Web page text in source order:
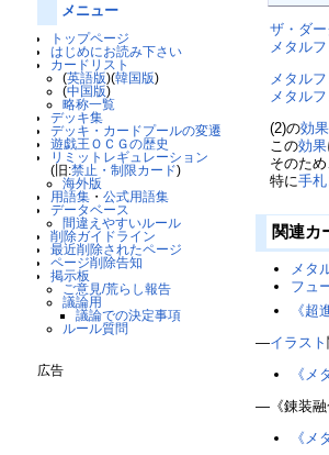
メニュー
トップページ
はじめにお読み下さい
カードリスト
(英語版)(韓国版)
(中国版)
略称一覧
デッキ集
デッキ・カードプールの変遷
遊戯王ＯＣＧの歴史
リミットレギュレーション
(旧:禁止・制限カード)
海外版
用語集・ 公式用語集
データベース
間違えやすいルール
削除ガイドライン
最近削除されたページ
ページ削除告知
掲示板
ご意見/荒らし報告
議論用
議論での決定事項
ルール質問
広告
ザ・ダ
メタル
メタル
メタル
(2)の効果
この効果
そのため
特に手
関連カ
メタ
フュ
《超
―イラスト
《メ
―《錬装融
《メ